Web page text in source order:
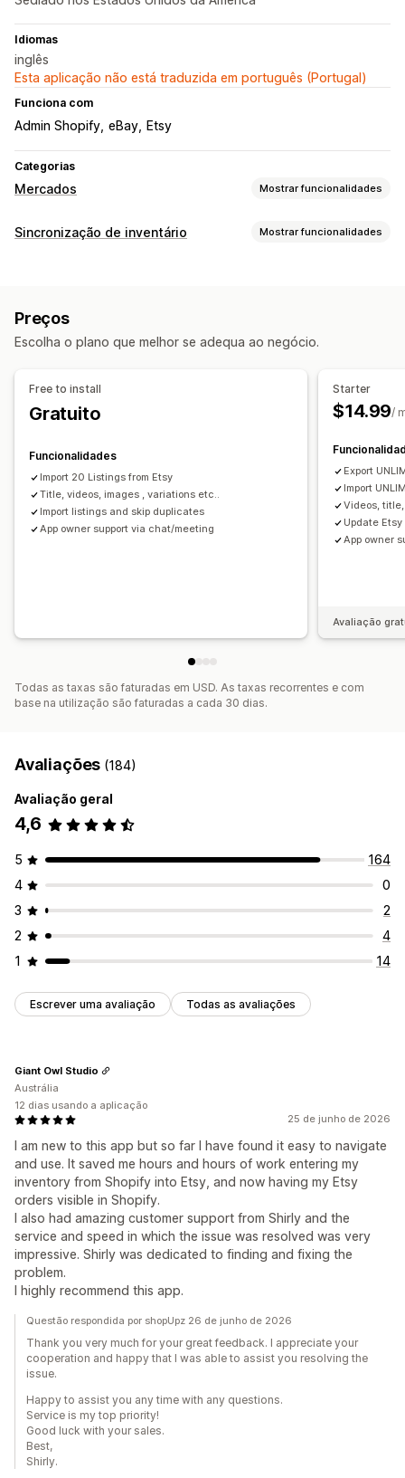
Idiomas
inglês
Esta aplicação não está traduzida em português (Portugal)
Funciona com
Admin Shopify eBay Etsy
Categorias
Mercados Mostrar funcionalidades
Gestão de listagens
Gestão de encomendas
Aprovação de encomendas
Sincronização de encomendas
Sincronização de rastreio
Sincronização de inventário Mostrar funcionalidades
Várias lojas
Programado
Preços
Escolha o plano que melhor se adequa ao negócio.
Free to install
Gratuito
Funcionalidades
Import 20 Listings from Etsy
Title, videos, images , variations etc..
Import listings and skip duplicates
App owner support via chat/meeting
Starter
$14.99/
Export
Import
Videos,
Update
App owner
Avaliação
Todas as taxas são faturadas em USD. As taxas recorrentes e com
base na utilização são faturadas a cada 30 dias.
Avaliações (184)
Avaliação geral
4,6
5
164
4
0
3
2
2
4
1
14
Escrever uma avaliação Todas as avaliações
25 de junho de 2026
I am new to this app but so far I have found it easy to navigate
and use. It saved me hours and hours of work entering my
inventory from Shopify into Etsy, and now having my Etsy
orders visible in Shopify.
I also had amazing customer support from Shirly and the
service and speed in which the issue was resolved was very
impressive. Shirly was dedicated to finding and fixing the
problem.
I highly recommend this app.
Giant Owl Studio
Austrália
12 dias usando a aplicação
Questão respondida por shopUpz 26 de junho de 2026
Thank you very much for your great feedback. I appreciate your
cooperation and happy that I was able to assist you resolving the
issue.
Happy to assist you any time with any questions.
Service is my top priority!
Good luck with your sales.
Best,
Shirly.